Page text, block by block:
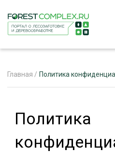
О ПРОЕКТЕ
Главная / Политика
Политика